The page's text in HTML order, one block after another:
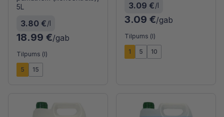
5L
3.80 €/l
18.99 €/gab
Tilpums (l)
5 15
3.09 €/l
3.09 €/gab
Tilpums (l)
1 5 10